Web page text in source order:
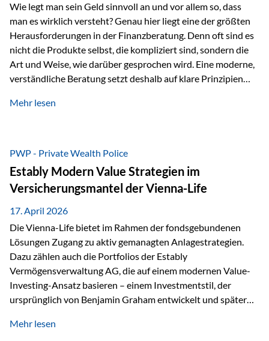
Wie legt man sein Geld sinnvoll an und vor allem so, dass
man es wirklich versteht? Genau hier liegt eine der größten
Herausforderungen in der Finanzberatung. Denn oft sind es
nicht die Produkte selbst, die kompliziert sind, sondern die
Art und Weise, wie darüber gesprochen wird. Eine moderne,
verständliche Beratung setzt deshalb auf klare Prinzipien
fünf zentrale Faktoren: eine saubere Struktur, breite
diesem Thema liefern unter anderem die praxisnahen
Ansätze von Finanzexperte Klaus Rost, der seit vielen Jahren
für eine verständliche und…
Mehr lesen
PWP - Private Wealth Police
Estably Modern Value Strategien im
Versicherungsmantel der Vienna-Life
17. April 2026
Die Vienna-Life bietet im Rahmen der fondsgebundenen
Lösungen Zugang zu aktiv gemanagten Anlagestrategien.
Dazu zählen auch die Portfolios der Estably
Vermögensverwaltung AG, die auf einem modernen Value-
Investing-Ansatz basieren – einem Investmentstil, der
ursprünglich von Benjamin Graham entwickelt und später
Modernes Value Investing als Grundlage Der
Mehr lesen